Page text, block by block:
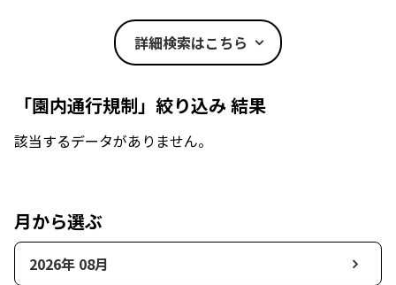
詳細検索はこちら
「園内通行規制」絞り込み 結果
該当するデータがありません。
月から選ぶ
2026年 08月